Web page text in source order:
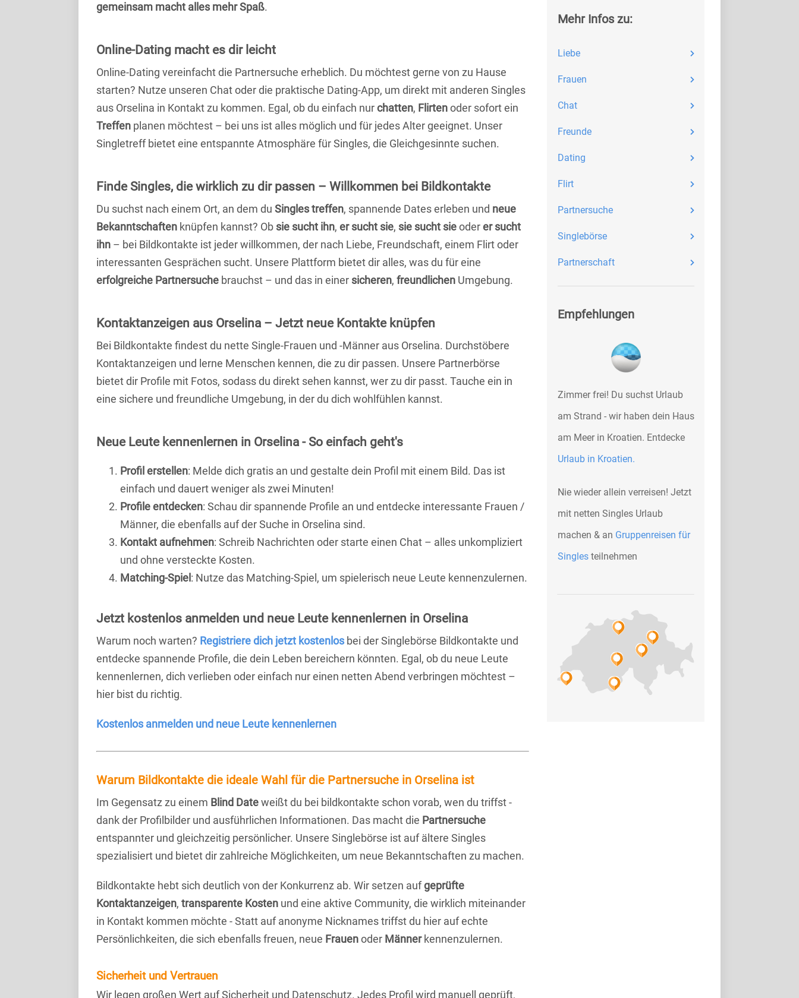
gemeinsam macht alles mehr Spaß.
Online-Dating macht es dir leicht
Online-Dating vereinfacht die Partnersuche erheblich. Du möchtest gerne von zu Hause
starten? Nutze unseren Chat oder die praktische Dating-App, um direkt mit anderen Singles
aus Orselina in Kontakt zu kommen. Egal, ob du einfach nurchatten, Flirtenoder sofort ein
Treffen planen möchtest – bei uns ist alles möglich und für jedes Alter geeignet. Unser
Singletreff bietet eine entspannte Atmosphäre für Singles, die Gleichgesinnte suchen.
Finde Singles, die wirklich zu dir passen – Willkommen bei Bildkontakte
Du suchst nach einem Ort, an dem du Singles treffen, spannende Dates erleben und neue
Bekanntschaften knüpfen kannst? Ob sie sucht ihn, er sucht sie, sie sucht sieoderer sucht
ihn – bei Bildkontakte ist jeder willkommen, der nach Liebe, Freundschaft, einem Flirt oder
interessanten Gesprächen sucht. Unsere Plattform bietet dir alles, was du für eine
erfolgreiche Partnersuche brauchst – und das in einer sicheren, freundlichen Umgebung.
Kontaktanzeigen aus Orselina – Jetzt neue Kontakte knüpfen
Bei Bildkontakte findest du nette Single-Frauen und -Männer aus Orselina. Durchstöbere
Kontaktanzeigen und lerne Menschen kennen, die zu dir passen. Unsere Partnerbörse
bietet dir Profile mit Fotos, sodass du direkt sehen kannst, wer zu dir passt. Tauche ein in
eine sichere und freundliche Umgebung, in der du dich wohlfühlen kannst.
Neue Leute kennenlernen in Orselina - So einfach geht's
Profil erstellen: Melde dich gratis an und gestalte dein Profil mit einem Bild. Das ist
einfach und dauert weniger als zwei Minuten!
Profile entdecken: Schau dir spannende Profile an und entdecke interessante Frauen /
Männer, die ebenfalls auf der Suche in Orselina sind.
Kontakt aufnehmen: Schreib Nachrichten oder starte einen Chat – alles unkompliziert
und ohne versteckte Kosten.
Matching-Spiel : Nutze das Matching-Spiel, um spielerisch neue Leute kennenzulernen.
Jetzt kostenlos anmelden und neue Leute kennenlernen in Orselina
Warum noch warten? Registriere dich jetzt kostenlos bei der Singlebörse Bildkontakte und
entdecke spannende Profile, die dein Leben bereichern könnten. Egal, ob du neue Leute
kennenlernen, dich verlieben oder einfach nur einen netten Abend verbringen möchtest –
hier bist du richtig.
Kostenlos anmelden und neue Leute kennenlernen
Warum Bildkontakte die ideale Wahl für die Partnersuche in Orselina ist
Im Gegensatz zu einem Blind Dateweißt du bei bildkontakte schon vorab, wen du triffst -
dank der Profilbilder und ausführlichen Informationen. Das macht die Partnersuche
entspannter und gleichzeitig persönlicher. Unsere Singlebörse ist auf ältere Singles
spezialisiert und bietet dir zahlreiche Möglichkeiten, um neue Bekanntschaften zu machen.
Bildkontakte hebt sich deutlich von der Konkurrenz ab. Wir setzen aufgeprüfte
Kontaktanzeigen, transparente Kosten und eine aktive Community, die wirklich miteinander
in Kontakt kommen möchte - Statt auf anonyme Nicknames triffst du hier auf echte
Persönlichkeiten, die sich ebenfalls freuen, neue Frauenoder Männerkennenzulernen.
Sicherheit und Vertrauen
Wir legen großen Wert auf Sicherheit und Datenschutz. Jedes Profil wird manuell geprüft,
Mehr Infos zu:
Liebe
Frauen
Chat
Freunde
Dating
Flirt
Partnersuche
Singlebörse
Partnerschaft
Empfehlungen
Zimmer frei! Du suchst Urlaub
am Strand - wir haben dein Haus
am Meer in Kroatien. Entdecke
Urlaub in Kroatien.
Nie wieder allein verreisen! Jetzt
mit netten Singles Urlaub
machen & an Gruppenreisen für
Singlesteilnehmen